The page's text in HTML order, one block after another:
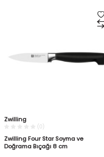
Zwilling
(0)
Zwilling Four Star Soyma ve
Doğrama Bıçağı 8 cm